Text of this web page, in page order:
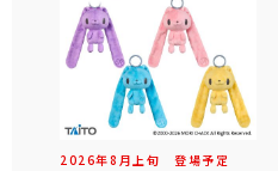
2026年8 月 上旬 登場予定